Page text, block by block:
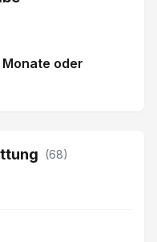
Monate oder
(68)